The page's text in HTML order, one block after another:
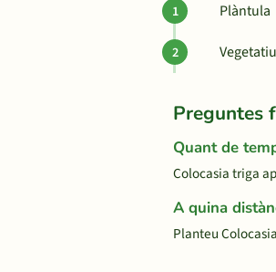
Plàntula
Preguntes
Quant de
Colocasia triga
A quina
Planteu